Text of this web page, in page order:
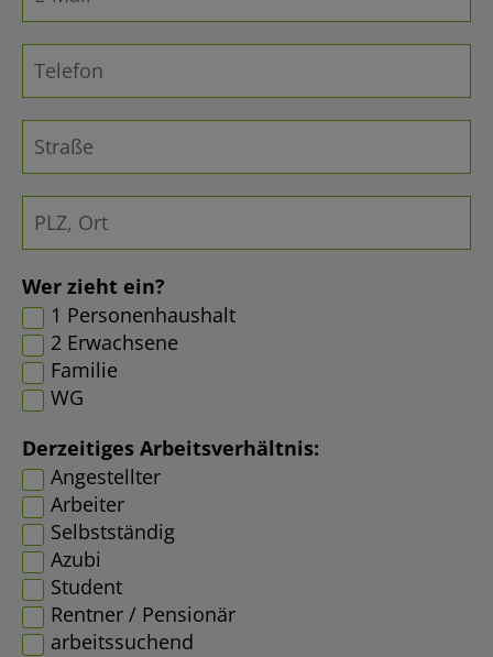
Wer zieht ein?
1 Personenhaushalt
2 Erwachsene
Familie
WG
Derzeitiges Arbeitsverhältnis:
Angestellter
Arbeiter
Selbstständig
Azubi
Student
Rentner / Pensionär
arbeitssuchend